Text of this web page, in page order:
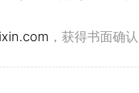
，获得书面确认